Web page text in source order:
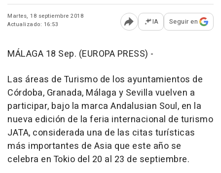
Martes, 18 septiembre 2018
Actualizado: 16:53
Abrir opciones para
IA Seguir en
MÁLAGA 18 Sep. (EUROPA PRESS) -
Las áreas de Turismo de los ayuntamientos de
Córdoba, Granada, Málaga y Sevilla vuelven a
participar, bajo la marca Andalusian Soul, en la
nueva edición de la feria internacional de turismo
JATA, considerada una de las citas turísticas
más importantes de Asia que este año se
celebra en Tokio del 20 al 23 de septiembre.